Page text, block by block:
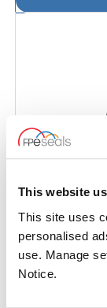
This website
This site uses
personalised
use. Manage
Notice.